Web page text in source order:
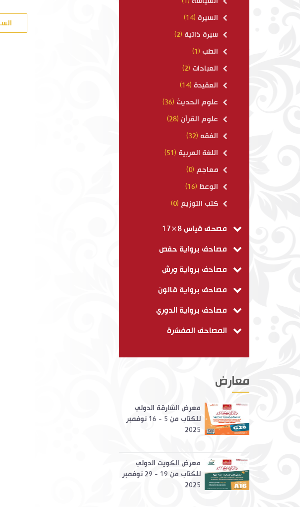
السيرة (14)
سيرة ذاتية (2)
الطب (1)
العبادات (2)
العقيدة (14)
علوم الحديث (36)
علوم القرآن (28)
الفقه (32)
اللغة العربية (51)
معاجم (0)
الوعظ (16)
كتب التوزيع (0)
مصحف قياس 8×17
مصاحف برواية حفص
مصاحف برواية ورش
مصاحف برواية قالون
مصاحف برواية الدوري
المصاحف المفسّرة
معارض
معرض الشارقة الدولي
للكتاب من 5 - 16 نوفمبر
2025
معرض الكويت الدولي
للكتاب من 19 - 29 نوفمبر
2025